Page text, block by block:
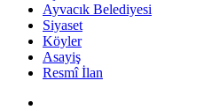
Ayvacık Belediyesi
Siyaset
Köyler
Asayiş
Resmî İlan